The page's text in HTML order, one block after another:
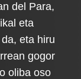
del Para,
eta
eta hiru
gogor
oliba oso